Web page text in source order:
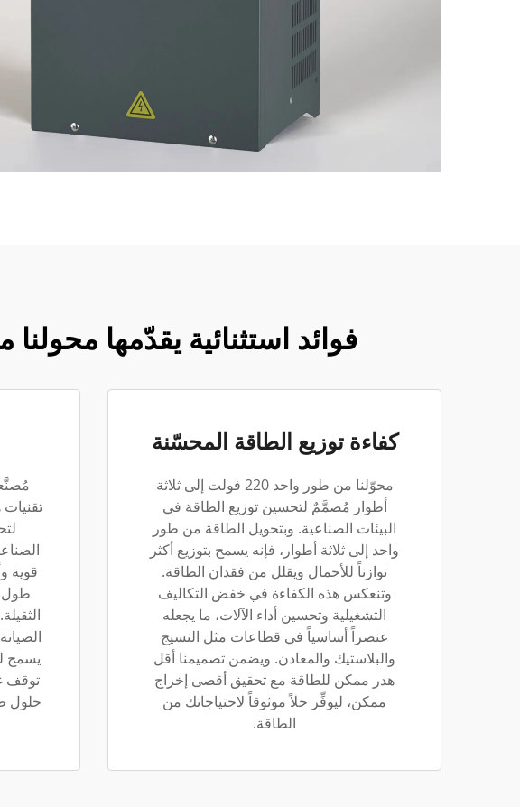
فوائد استثنائية يقدّمها محولنا من الطور
كفاءة توزيع الطاقة المحسّنة
محوّلنا من طور واحد 220 فولت إلى ثلاثة
أطوار مُصمَّمٌ لتحسين توزيع الطاقة في
البيئات الصناعية. وبتحويل الطاقة من طور
واحد إلى ثلاثة أطوار، فإنه يسمح بتوزيع أكثر
توازناً للأحمال ويقلل من فقدان الطاقة.
وتنعكس هذه الكفاءة في خفض التكاليف
التشغيلية وتحسين أداء الآلات، ما يجعله
عنصراً أساسياً في قطاعات مثل النسيج
والبلاستيك والمعادن. ويضمن تصميمنا أقل
هدر ممكن للطاقة مع تحقيق أقصى إخراج
ممكن، ليوفِّر حلاً موثوقاً لاحتياجاتك من
الطاقة.
قوية
طول
يسمح
توقف
حلول